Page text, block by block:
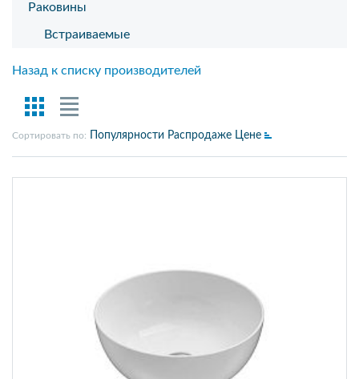
Раковины
Встраиваемые
Назад к списку производителей
Сортировать по: Популярности Распродаже Цене